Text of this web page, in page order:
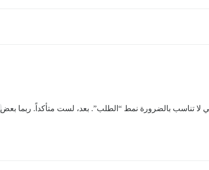
لا تناسب بالضرورة نمط “الطلب”. بعد، لست متأكداً. ربما بعض